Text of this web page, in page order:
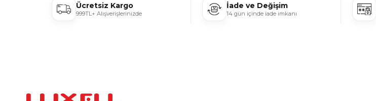
Ücretsiz Kargo
999TL+ Alışverişlerinizde
İade ve Değişim
14 gün içinde iade imkanı